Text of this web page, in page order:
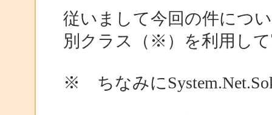
従いまして今回の件につ
別クラス（※）を利用し
※ ちなみに